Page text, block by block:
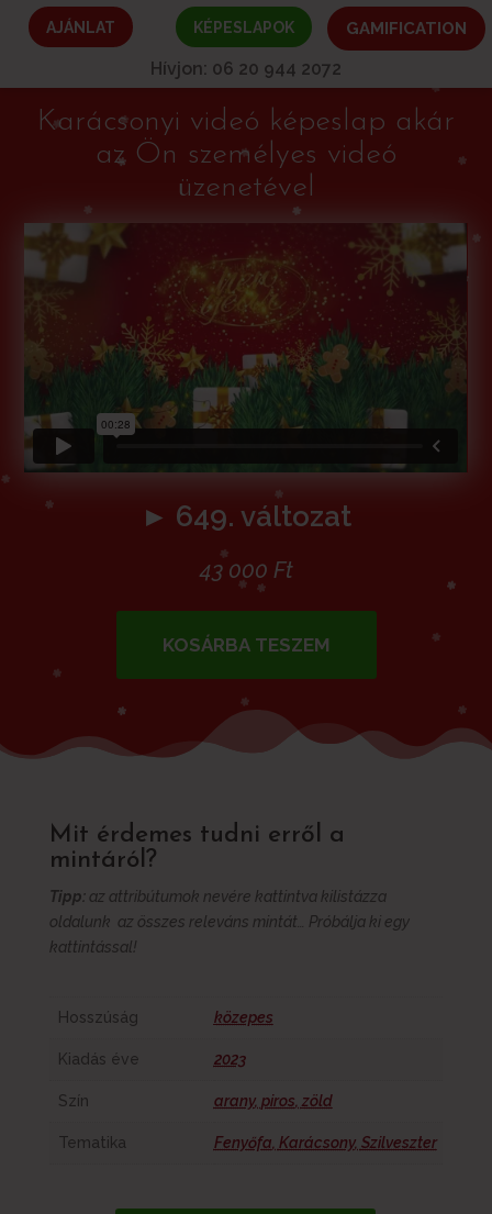
AJÁNLAT KÉPESLAPOK GAMIFICATION
Hívjon: 06 20 944 2072
Karácsonyi videó képeslap akár
az Ön személyes videó
üzenetével
► 649. változat
43 000 Ft
KOSÁRBA TESZEM
Mit érdemes tudni erről a
mintáról?
Tipp:az attribútumok nevére kattintva kilistázza
oldalunk az összes releváns mintát… Próbálja ki egy
kattintással!
Hosszúság közepes
Kiadás éve 2023
Szín arany, piros zöld
Tematika Fenyőfa Karácsony, Szilveszter